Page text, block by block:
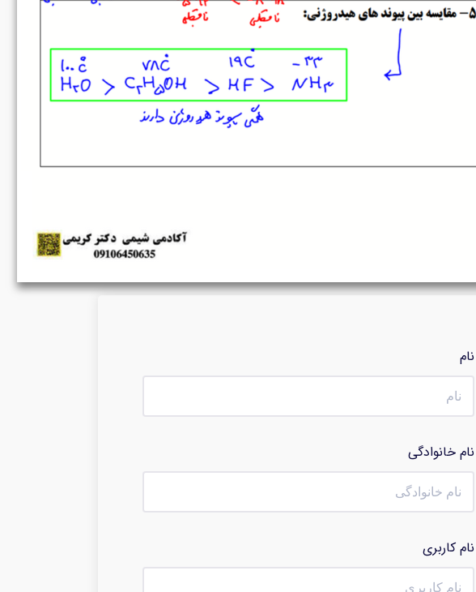
نام
نام خانوادگی
نام کاربری